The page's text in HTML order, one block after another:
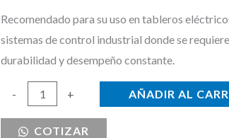
Recomendado para su uso en tableros
sistemas de control industrial donde se
durabilidad y desempeño constante.
-
BOBINA
+ AÑADIR AL
COTIZAR